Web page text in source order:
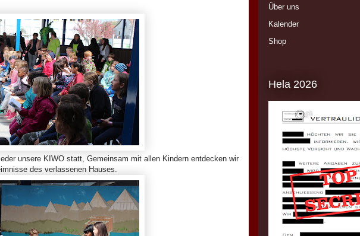
unsere KIWO statt, Gemeinsam mit allen Kindern entdecken wir
des verlassenen Hauses.
Über uns
Kalender
Shop
Hela 2026